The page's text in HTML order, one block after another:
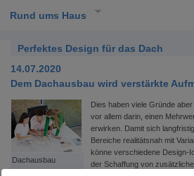
Rund ums Haus
Perfektes Design für das Dach
14.07.2020
Dem Dachausbau wird verstärkte
Dachausbau
Dies haben viele Gründe
vor allem darin, einen
erwirken. Damit sich
Bereiche realitätsnah mit
könne verschiedene Design-
der Schaffung von